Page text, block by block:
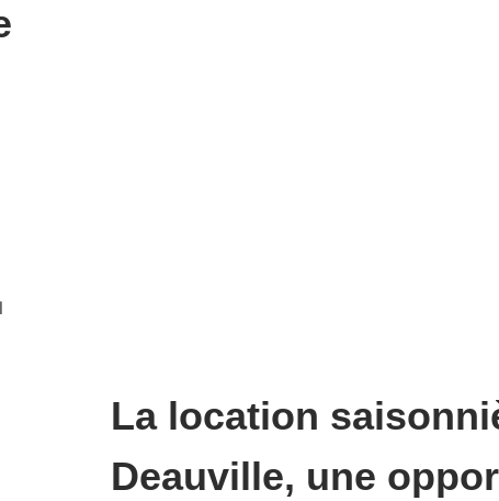
La location
Deauville, une